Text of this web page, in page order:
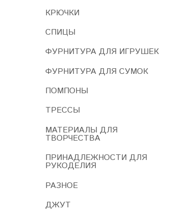
КРЮЧКИ
СПИЦЫ
ФУРНИТУРА ДЛЯ ИГРУШЕК
ФУРНИТУРА ДЛЯ СУМОК
ПОМПОНЫ
ТРЕССЫ
МАТЕРИАЛЫ ДЛЯ
ТВОРЧЕСТВА
ПРИНАДЛЕЖНОСТИ ДЛЯ
РУКОДЕЛИЯ
РАЗНОЕ
ДЖУТ